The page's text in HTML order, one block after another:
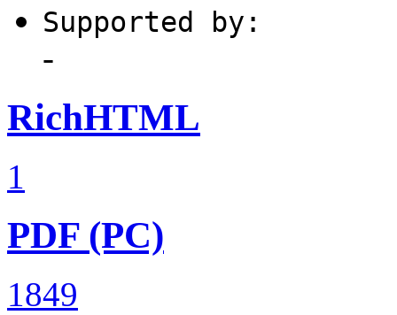
Supported by:
-
RichHTML
1
PDF (PC)
1849